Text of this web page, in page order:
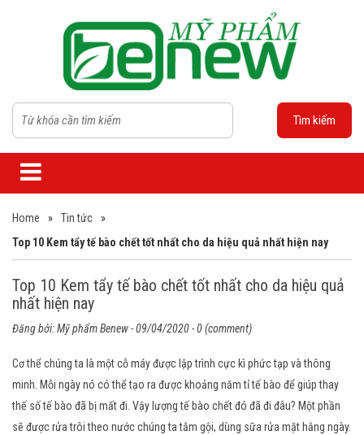
Tìm kiếm
Home » Tin tức
»
Top 10 Kem tẩy tế bào chết tốt nhất cho da hiệu quả nhất hiện nay
Top 10 Kem tẩy tế bào chết tốt nhất cho da hiệu quả
nhất hiện nay
Đăng bởi:Mỹ phẩm Benew- 09/04/2020 - 0 (comment)
Cơ thể chúng ta là một cỗ máy được lập trình cực kì phức tạp và thông
minh. Mỗi ngày nó có thể tạo ra được khoảng năm tỉ tế bào để giúp thay
thế số tế bào đã bị mất đi. Vậy lượng tế bào chết đó đã đi đâu? Một phần
sẽ được rửa trôi theo nước chúng ta tắm gội, dùng sữa rửa mặt hằng ngày.